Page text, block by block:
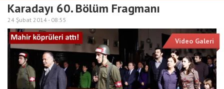
Karadayı 60. Bölüm Fragmanı
24 Şubat 2014 - 08:55
Video Galeri